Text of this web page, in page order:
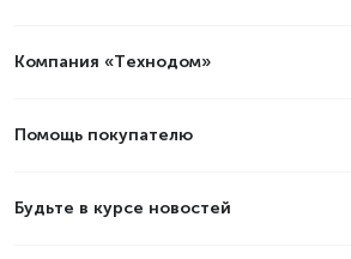
Компания «Технодом»
Помощь покупателю
Будьте в курсе новостей